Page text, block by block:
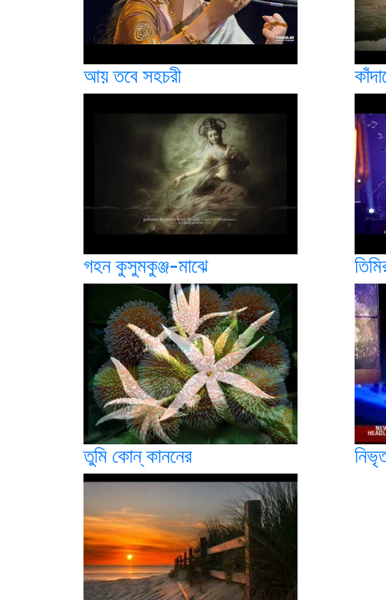
আয় তবে সহচরী
গহন কুসুমকুঞ্জ-মাঝে
তুমি কোন্ কাননের